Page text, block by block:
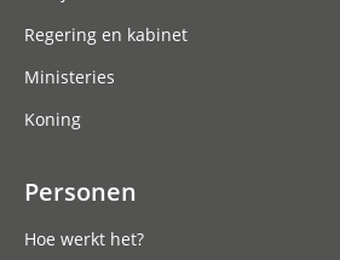
Regering en kabinet
Ministeries
Koning
Personen
Hoe werkt het?